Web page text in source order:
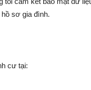
sơ gia đình.
cư tại: